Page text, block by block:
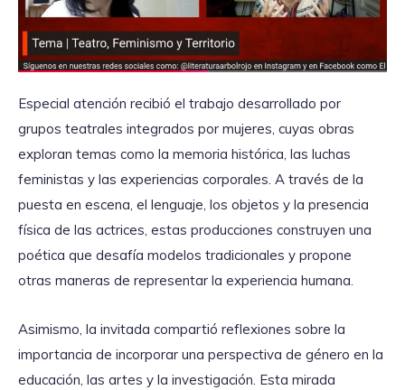
Especial atención recibió el trabajo desarrollado por
grupos teatrales integrados por mujeres, cuyas obras
exploran temas como la memoria histórica, las luchas
feministas y las experiencias corporales. A través de la
puesta en escena, el lenguaje, los objetos y la presencia
física de las actrices, estas producciones construyen una
poética que desafía modelos tradicionales y propone
otras maneras de representar la experiencia humana.
Asimismo, la invitada compartió reflexiones sobre la
importancia de incorporar una perspectiva de género en la
educación, las artes y la investigación. Esta mirada